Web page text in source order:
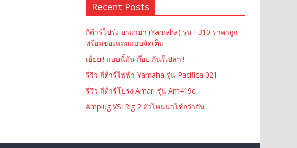
Recent Posts
กีต้าร์โปร่ง ยามาฮ่า (Yamaha) รุ่น F310 ราคาถูก
พร้อมของแถมแบบจัดเต็ม
เฮ้ยย!! แบบนี้มัน ก๊อป กันรึเปล่า!!
รีวิว กีต้าร์ไฟฟ้า Yamaha รุ่น Pacifica 021
รีวิว กีต้าร์โปร่ง Amari รุ่น Am419c
Amplug VS iRig 2 ตัวไหนน่าใช้กว่ากัน